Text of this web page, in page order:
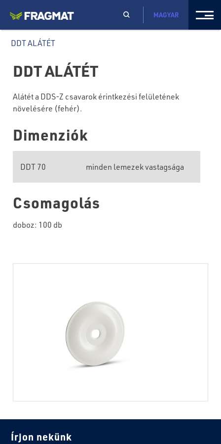
MAGYAR
DDT ALÁTÉT
DDT ALÁTÉT
Alátét a DDS-Z csavarok érintkezési felületének
növelésére (fehér).
Dimenziók
DDT 70 minden lemezek vastagsága
Csomagolás
doboz: 100 db
Írjon nekünk